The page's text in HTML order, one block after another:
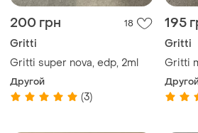
200 грн 18
Gritti
Gritti super nova, edp, 2ml
Другой
(3)
195
Gritti
Gritti